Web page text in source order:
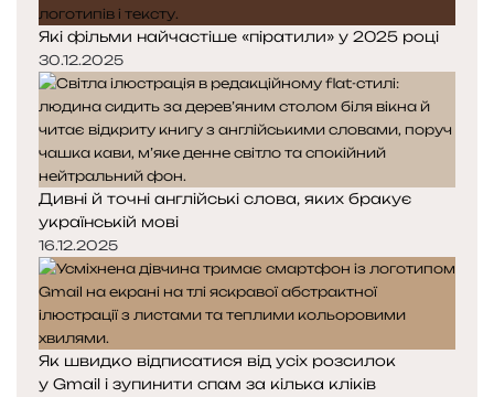
Які фільми найчастіше «піратили» у 2025 році
30.12.2025
Дивні й точні англійські слова, яких бракує
українській мові
16.12.2025
Як швидко відписатися від усіх розсилок
у Gmail і зупинити спам за кілька кліків